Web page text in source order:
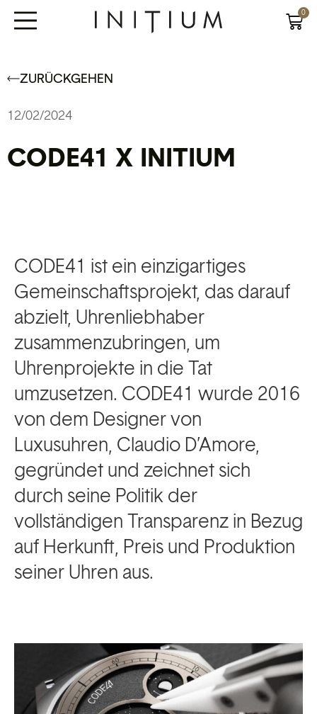
0
ZURÜCKGEHEN
12/02/2024
CODE41 X INITIUM
CODE41 ist ein einzigartiges
Gemeinschaftsprojekt, das darauf
abzielt, Uhrenliebhaber
zusammenzubringen, um
Uhrenprojekte in die Tat
umzusetzen. CODE41 wurde 2016
von dem Designer von
Luxusuhren, Claudio D’Amore,
gegründet und zeichnet sich
durch seine Politik der
vollständigen Transparenz in Bezug
auf Herkunft, Preis und Produktion
seiner Uhren aus.